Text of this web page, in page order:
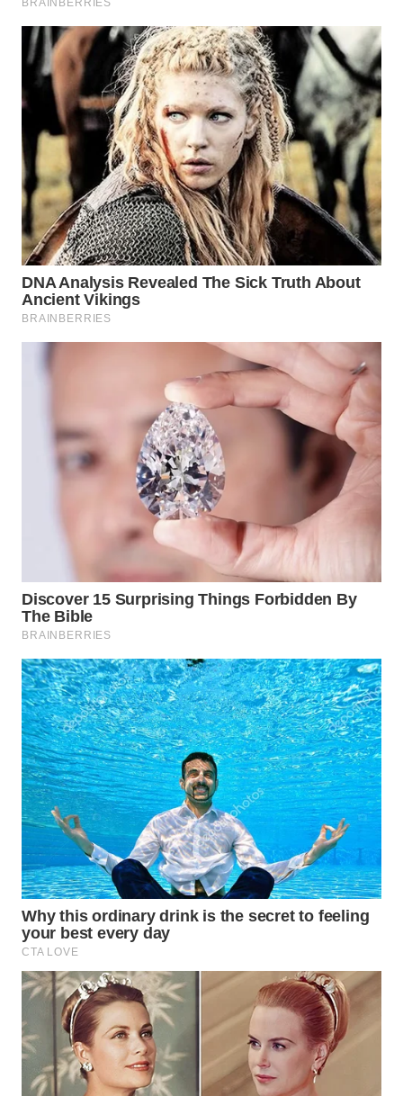
WN
NATUNA
WN
BINTAN
WN
MANDALIKA
WN
LIKUPANG
WN
LABUANBAJO
WAHANA
ADVOKAT
WAHANA
INFRASTRUKTUR
WAHANA
KONSUMEN
WAHANA
LISTRIK
TRAVEL
WAHANA
TV
WAHANANEWS
ID